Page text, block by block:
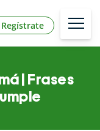
Regístrate
| Frases